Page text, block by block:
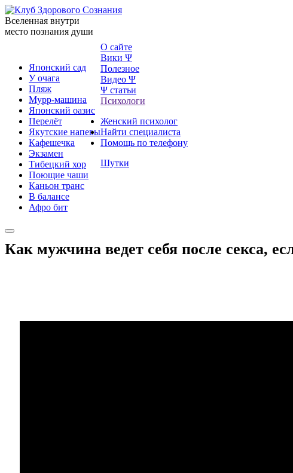
Вселенная внутри
место познания души
Японский сад
У очага
Пляж
Мурр-машина
Японский оазис
Перелёт
Якутские напевы
Кафешечка
Экзамен
Тибецкий хор
Поющие чаши
Каньон транс
В балансе
Афро бит
О сайте
Вики Ψ
Полезное
Видео Ψ
Ψ статьи
Психологи
Женский психолог
Найти специалиста
Помощь по телефону
Шутки
Как мужчина ведет себя после секса,